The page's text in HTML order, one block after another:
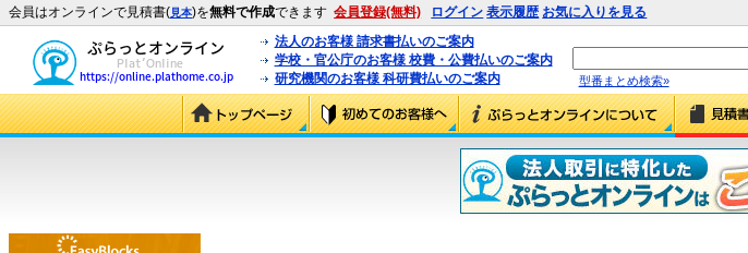
会員はオンラインで見積書(見本)を無料で作成できます 会員登録(無料) ログイン 表示履歴 お気に入りを見る
法人のお客様 請求書払いのご案内
学校・官公庁のお客様 校費・公費払いのご案内
研究機関のお客様 科研費払いのご案内
型番まとめ検索»